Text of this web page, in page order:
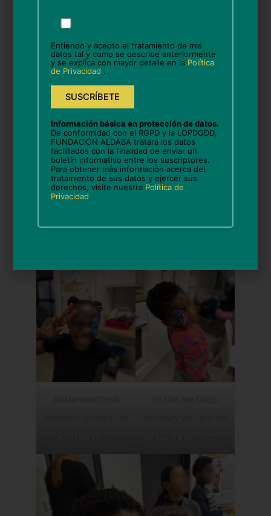
voluntaris comparteixen el seu
temps lliure i un entorn familiar,
oferint suport emocional i
experiències enriquidores que
contribueixen al
desenvolupament integral
d’aquests menors.
Gràcies, Magdalena, per fer
possible aquesta meravellosa
maquillaje artístico
maquillaje artístico
favor,
este
campo
vacío.
Entiendo y acepto el tratamiento de mis
datos tal y como se describe anteriormente
y se explica con mayor detalle en la Política
de Privacidad .
Información básica en protección de datos.
De conformidad con el RGPD y la LOPDGDD,
FUNDACIÓN ALDABA tratará los datos
facilitados con la finalidad de enviar un
boletín informativo entre los suscriptores.
Para obtener más información acerca del
tratamiento de sus datos y ejercer sus
derechos, visite nuestra Política de
Privacidad